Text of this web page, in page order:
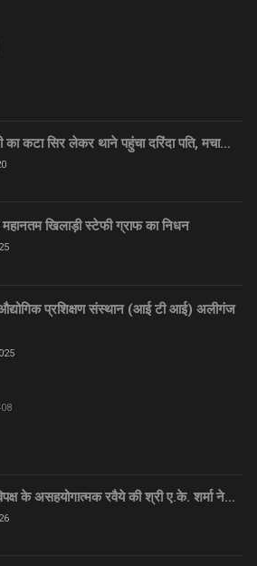
का कटा सिर लेकर थाने पहुंचा दरिंदा पति, मचा…
खिलाड़ी स्टेफी ग्राफ का निधन
प्रशिक्षण संस्थान (आई टी आई) अलीगंज
के असहयोगात्मक रवैये की श्री ए.के. शर्मा ने…